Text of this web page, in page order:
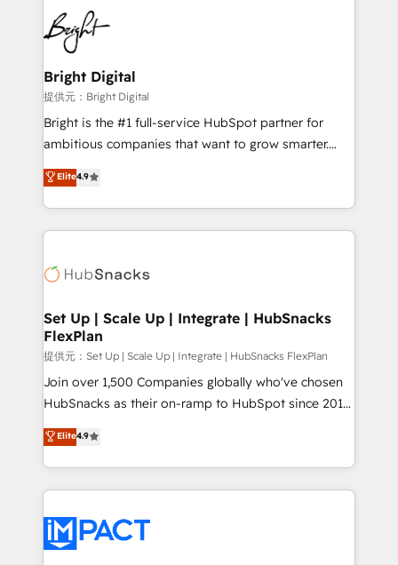
HubSpot COS Performance Award 🏆2014 HubSpot
COS Design Award 🏆2013 HubSpot Marketplace
Partner 📆Founded in 1997
lasting impact. We specialize in: • Turnkey and end-
to-end HubSpot implementations • Onboarding for
Sales, Service, Marketing & Content Hubs • AI voice
and chat agents, predictive automation, and smart
workflows • Salesforce + HubSpot integration •
RevOps and AI-driven sales enablement • Website
design and CMS development • ERP integration: SAP,
and CRM migration from any platform •
Client/member portals built on HubSpot • Custom
WooCommerce, BuilderTrend, and more Experience
the difference — reach out to see how AI + HubSpot
Bright Digital
提供元：Bright Digital
Bright is the #1 full-service HubSpot partner for
ambitious companies that want to grow smarter.
From HubSpot onboarding, to training, from
developing a new website to lead generation and
digital marketing; we do it all (and with great
results)! In short, our services include: - HubSpot
HubSpot development: websites, custom modules,
marketing, advertising, campaigns, content and
design We connect people, data and technology to
improve customer experiences. With our bright
people, exciting ideas and can-do mentality, we
ensure revenue growth on a daily basis. So tell us
team of 100+ experts is ready for you! Driving digital
growth | www.brightdigital.com
Elite4.9
Set Up | Scale Up | Integrate | HubSnacks
FlexPlan
提供元：Set Up | Scale Up | Integrate | HubSnacks FlexPlan
Join over 1,500 Companies globally who've chosen
HubSnacks as their on-ramp to HubSpot since 2014
Simple pay-as-you-go plans that accelerate value...
1️⃣ Set Up | Onboarding New or Check-fixing existing
HubSpot portals 2️⃣ Scale Up | 100% HubSpot Task
Execution... Global 24/7 ... All Experts 3️⃣ Integrate |
Slash months from your API Integration project... ⬅️
Click "Contact Business" ⬅️ to access 150+ Kickstart
Elite4.9